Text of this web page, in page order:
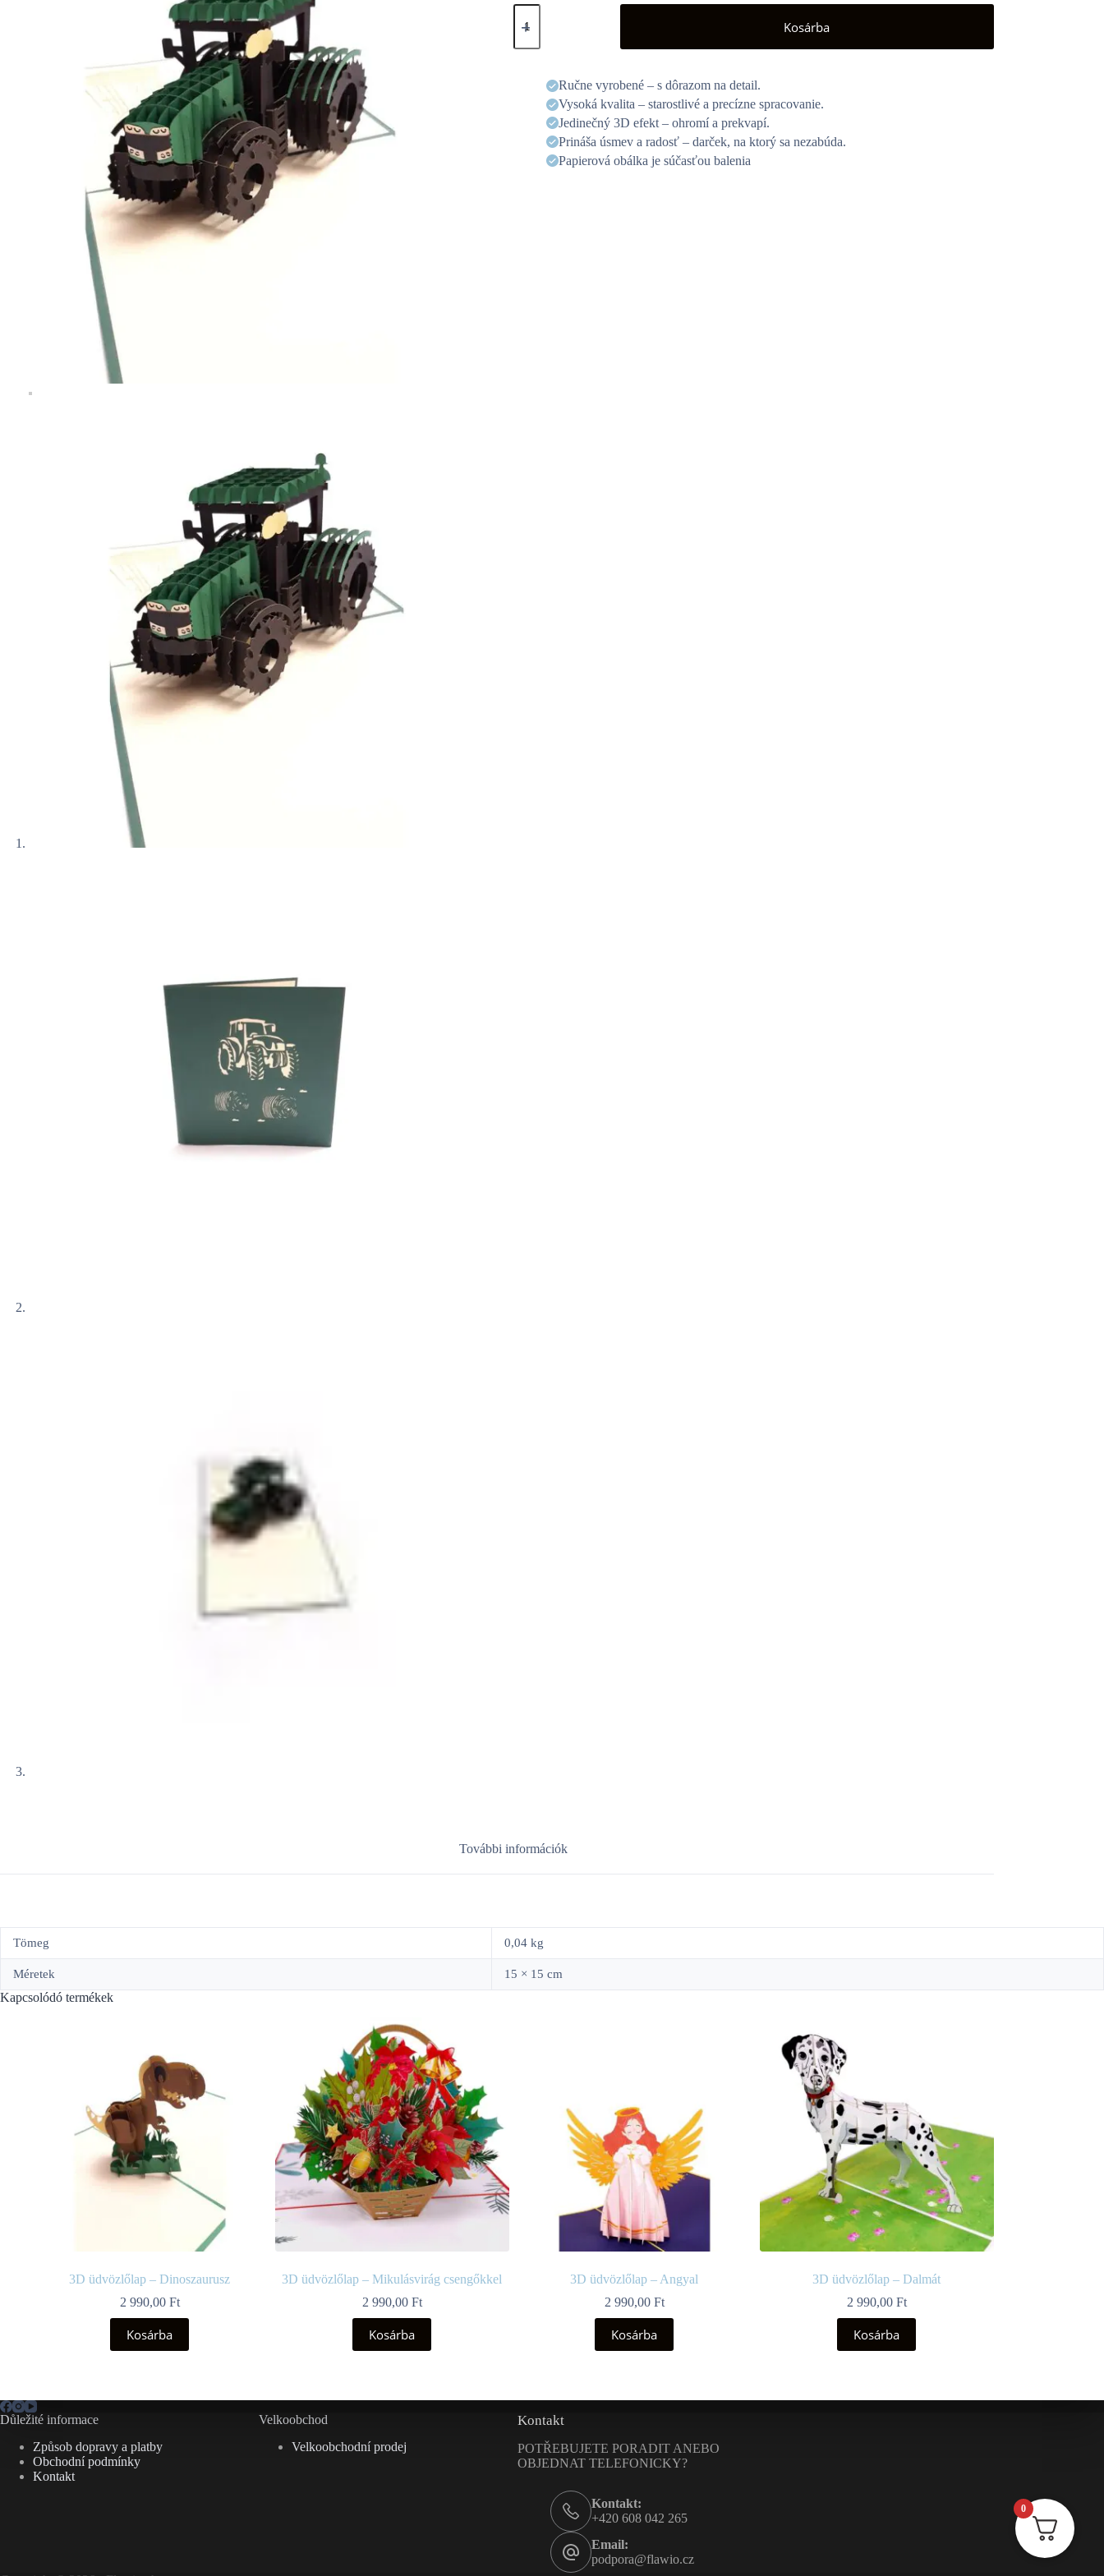
3D
üdvözlőlap
Traktor
Kosárba
Ručne vyrobené – s dôrazom na detail.
Vysoká kvalita – starostlivé a precízne spracovanie.
Jedinečný 3D efekt – ohromí a prekvapí.
Prináša úsmev a radosť – darček, na ktorý sa nezabúda.
Papierová obálka je súčasťou balenia
További információk
Tömeg 0,04 kg
Méretek 15 × 15 cm
Kapcsolódó termékek
3D üdvözlőlap – Dinoszaurusz
2 990,00 Ft
Kosárba
3D üdvözlőlap – Mikulásvirág csengőkkel
2 990,00 Ft
Kosárba
3D üdvözlőlap – Angyal
2 990,00 Ft
Kosárba
3D üdvözlőlap – Dalmát
2 990,00 Ft
Kosárba
Důležité informace
Způsob dopravy a platby
Obchodní podmínky
Kontakt
Velkoobchod
Velkoobchodní prodej
Kontakt
POTŘEBUJETE PORADIT ANEBO
OBJEDNAT TELEFONICKY?
Kontakt:
+420 608 042 265
Email:
podpora@flawio.cz
0